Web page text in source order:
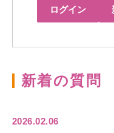
ログイン
新着の質問
2026.02.06